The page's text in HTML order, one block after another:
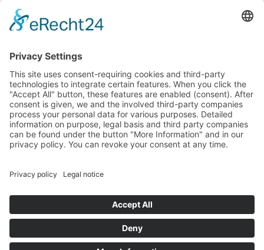
© residence-alpenrose.it
Impressum|Privacy| P.IVA: IT01336460215 | powered by